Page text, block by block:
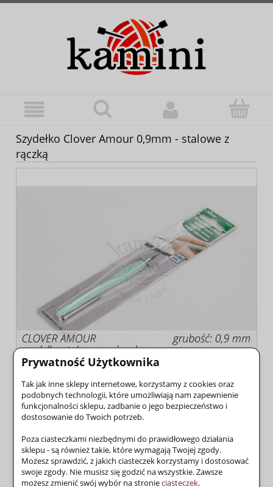
Prywatność Użytkownika
Tak jak inne sklepy internetowe, korzystamy z cookies oraz
podobnych technologii, które umożliwiają nam zapewnienie
funkcjonalności sklepu, zadbanie o jego bezpieczeństwo i
dostosowanie do Twoich potrzeb.
Poza ciasteczkami niezbędnymi do prawidłowego działania
sklepu - są również takie, które wymagają Twojej zgody.
Możesz sprawdzić, z jakich ciasteczek korzystamy i dostosować
swoje zgody. Nie musisz się godzić na wszystkie. Zawsze
możesz zmienić swój wybór na stronieciasteczek.
Szydełko Clover Amour 0,9mm - stalowe z
rączką
Wysyłka w: 48 godzin
Cena: 30,50 zł